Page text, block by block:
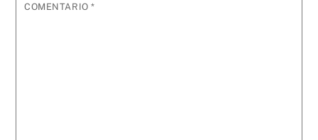
COMENTARIO*